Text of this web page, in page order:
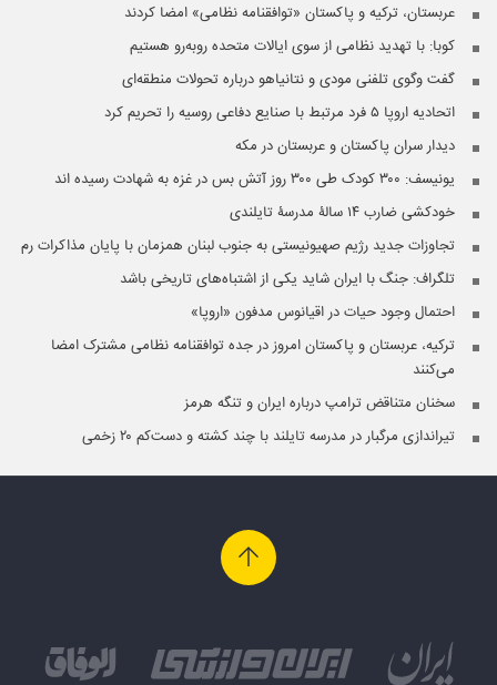
عربستان، ترکیه و پاکستان «توافقنامه نظامی» امضا کردند
کوبا: با تهدید نظامی از سوی ایالات متحده روبه‌رو هستیم
گفت وگوی تلفنی مودی و نتانیاهو درباره تحولات منطقه‌ای
اتحادیه اروپا ۵ فرد مرتبط با صنایع دفاعی روسیه را تحریم کرد
دیدار سران پاکستان و عربستان در مکه
یونیسف: ۳۰۰ کودک طی ۳۰۰ روز آتش بس در غزه به شهادت رسیده اند
خودکشی ضارب ۱۴ سالۀ مدرسۀ تایلندی
تجاوزات جدید رژیم صهیونیستی به جنوب لبنان همزمان با پایان مذاکرات رم
تلگراف: جنگ با ایران شاید یکی از اشتباه‌های تاریخی باشد
احتمال وجود حیات در اقیانوس مدفون «اروپا»
ترکیه، عربستان و پاکستان امروز در جده توافقنامه نظامی مشترک امضا
می‌کنند
سخنان متناقض ترامپ درباره ایران و تنگه هرمز
تیراندازی مرگبار در مدرسه‌ تایلند با چند کشته و دست‌کم ۲۰ زخمی